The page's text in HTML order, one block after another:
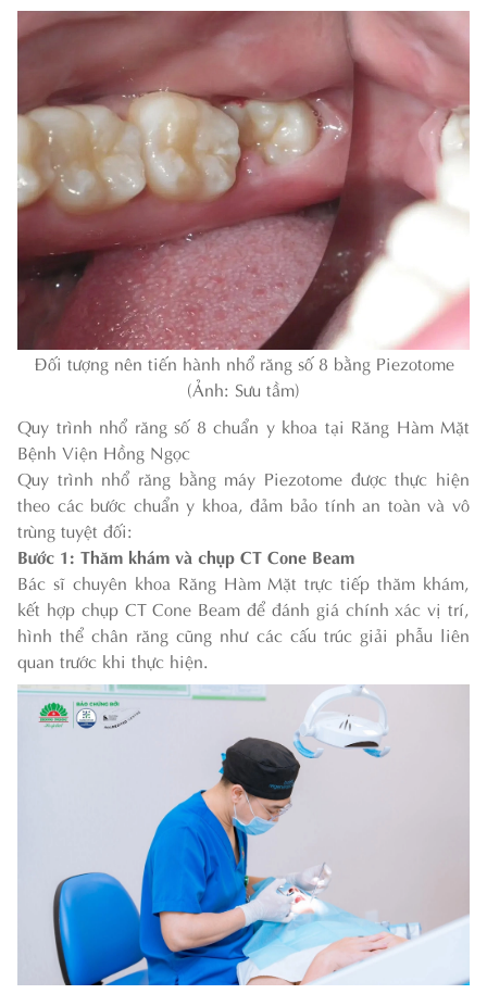
Đối tượng nên tiến hành nhổ răng số 8 bằng Piezotome
(Ảnh: Sưu tầm)
Quy trình nhổ răng số 8 chuẩn y khoa tại Răng Hàm Mặt
Bệnh Viện Hồng Ngọc
Quy trình nhổ răng bằng máy Piezotome được thực hiện
theo các bước chuẩn y khoa, đảm bảo tính an toàn và vô
trùng tuyệt đối:
Bước 1: Thăm khám và chụp CT Cone Beam
Bác sĩ chuyên khoa Răng Hàm Mặt trực tiếp thăm khám,
kết hợp chụp CT Cone Beam để đánh giá chính xác vị trí,
hình thể chân răng cũng như các cấu trúc giải phẫu liên
quan trước khi thực hiện.